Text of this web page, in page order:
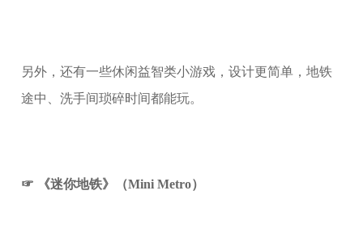
另外，还有一些休闲益智类小游戏，设计更简单，地铁
途中、洗手间琐碎时间都能玩。
☞ 《迷你地铁》（Mini Metro）